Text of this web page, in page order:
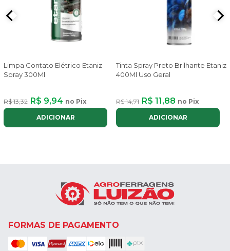
Limpa Contato Elétrico Etaniz
Spray 300Ml
R$ 13,32 R$ 9,94 no Pix
ADICIONAR
Tinta Spray Preto Brilhante Etaniz
400Ml Uso Geral
R$ 14,71 R$ 11,88 no Pix
ADICIONAR
FORMAS DE PAGAMENTO